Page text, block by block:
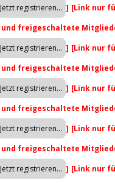
] [Link nur
freigeschaltete
] [Link nur
freigeschaltete
] [Link nur
freigeschaltete
] [Link nur
freigeschaltete
] [Link nur